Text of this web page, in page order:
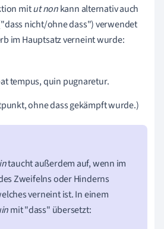
mitut nonkann alternativ auch
nicht/ohne dass") verwendet
im Hauptsatz verneint wurde:
tempus, quin pugnaretur.
ohne dass gekämpft wurde.)
taucht außerdem auf, wenn im
Zweifelns oder Hinderns
verneint ist. In einem
mit "dass" übersetzt: